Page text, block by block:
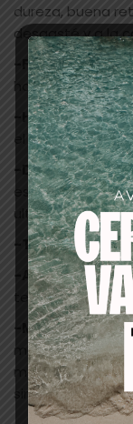
dureza, buena
desgasté y a la
-Filo de navaja:
hace que la
-Hojas
el
-Dureza:60 hrc
es un acero de
ultra afilado.
-Tipo de eje:
-Apoya dedos:
tener un mejor
-Mango:Offset,
mantener
más baja del
sin forzar